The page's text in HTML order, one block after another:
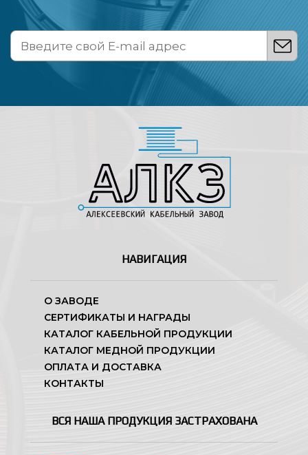
НАВИГАЦИЯ
О ЗАВОДЕ
СЕРТИФИКАТЫ И НАГРАДЫ
КАТАЛОГ КАБЕЛЬНОЙ ПРОДУКЦИИ
КАТАЛОГ МЕДНОЙ ПРОДУКЦИИ
ОПЛАТА И ДОСТАВКА
КОНТАКТЫ
ВСЯ НАША ПРОДУКЦИЯ ЗАСТРАХОВАНА